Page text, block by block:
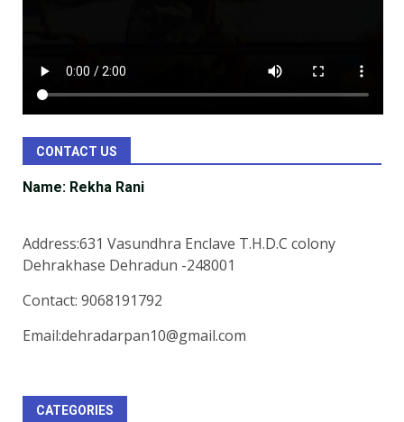
CONTACT US
Name: Rekha Rani
Address:631 Vasundhra Enclave T.H.D.C colony
Dehrakhase Dehradun -248001
Contact: 9068191792
Email:dehradarpan10@gmail.com
CATEGORIES